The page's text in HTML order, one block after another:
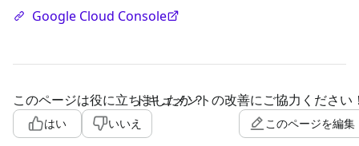
Google Cloud Console
このページは役に立ちましたか？
はい いいえ
ドキュメントの改善にご協力ください
このページを編集